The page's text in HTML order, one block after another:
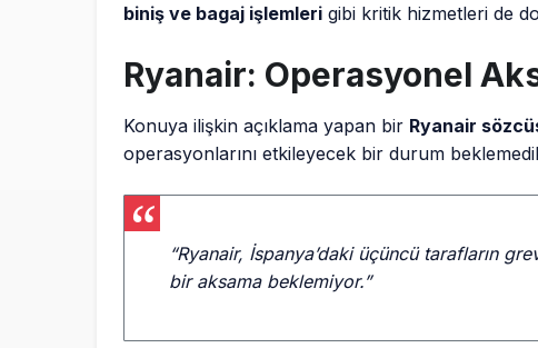
biniş ve bagaj işlemleri gibi kritik hizmetleri de
Ryanair: Operasyonel
Konuya ilişkin açıklama yapan bir Ryanair
operasyonlarını etkileyecek bir durum
“Ryanair, İspanya’daki üçüncü tarafların
bir aksama beklemiyor.”